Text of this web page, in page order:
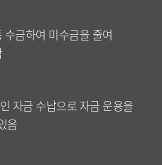
금하여 미수금을 줄여
자금 수납으로 자금 운용을
음